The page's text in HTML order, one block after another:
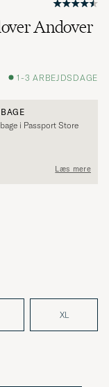
Andover
1-3 ARBEJDSDAGE
i Passport Store
Læs mere
XL